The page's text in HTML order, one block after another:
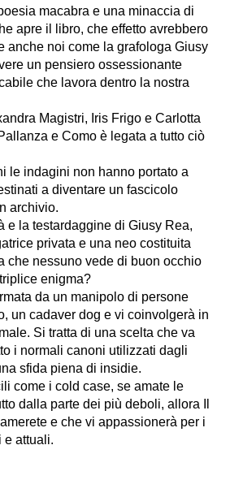
macabra e una minaccia di
apre il libro, che effetto avrebbero
anche noi come la grafologa Giusy
un pensiero ossessionante
che lavora dentro la nostra
Magistri, Iris Frigo e Carlotta
e Como è legata a tutto ciò
le indagini non hanno portato a
a diventare un fascicolo
archivio.
e la testardaggine di Giusy Rea,
privata e una neo costituita
che nessuno vede di buon occhio
enigma?
da un manipolo di persone
un cadaver dog e vi coinvolgerà in
Si tratta di una scelta che va
i normali canoni utilizzati dagli
sfida piena di insidie.
come i cold case, se amate le
dalla parte dei più deboli, allora Il
e che vi appassionerà per i
e attuali.